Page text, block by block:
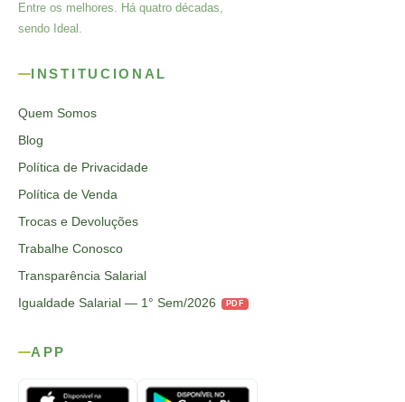
Entre os melhores. Há quatro décadas,
sendo Ideal.
INSTITUCIONAL
Quem Somos
Blog
Política de Privacidade
Política de Venda
Trocas e Devoluções
Trabalhe Conosco
Transparência Salarial
Igualdade Salarial — 1° Sem/2026
PDF
APP